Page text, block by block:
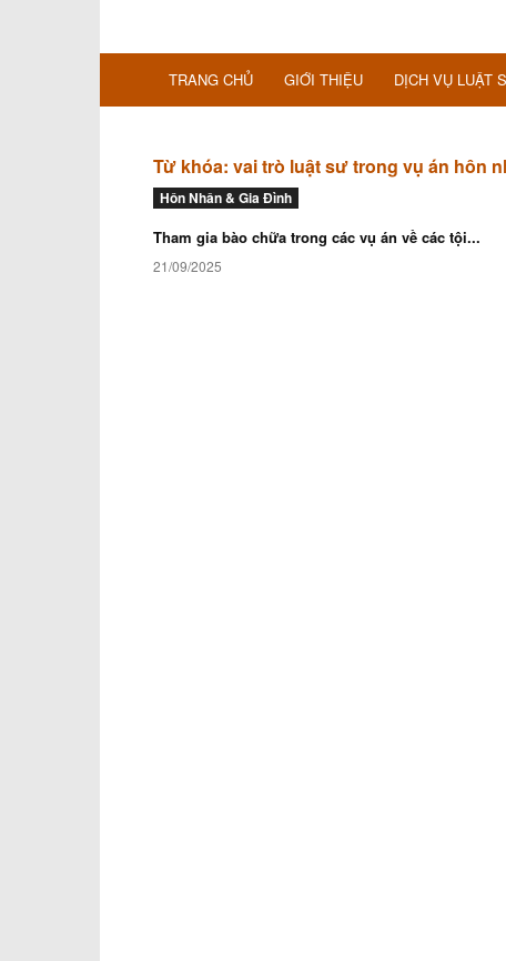
TRANG CHỦ GIỚI THIỆU DỊCH VỤ LUẬT
Từ khóa: vai trò luật sư trong vụ án hôn
Hôn Nhân & Gia Đình
Tham gia bào chữa trong các vụ án về các tội...
21/09/2025